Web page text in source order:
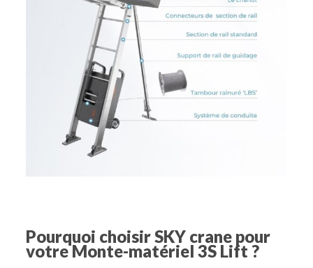
Pourquoi choisir SKY crane pour
votre Monte-matériel 3S Lift ?